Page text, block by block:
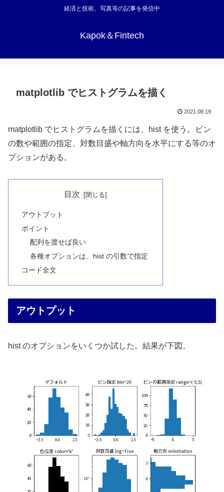
経済と技術、写真等の記事を発信中
Kapok＆Fintech
matplotlib でヒストグラムを描く
2021.08.19
matplotlib でヒストグラムを描くには、hist を使う。ビン
の数や範囲の指定、対数目盛や軸方向を水平にする等のオ
プションがある。
目次
アウトプット
ポイント
配列を渡せば良い
各種オプションは、hist の引数で指定
コード全文
アウトプット
hist のオプションをいくつか試した。結果が下図。